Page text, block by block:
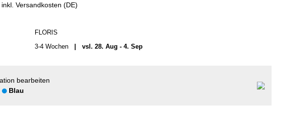
Versandkosten (DE)
FLORIS
3-4 Wochen | vsl. 28. Aug - 4. Sep
bearbeiten
Blau